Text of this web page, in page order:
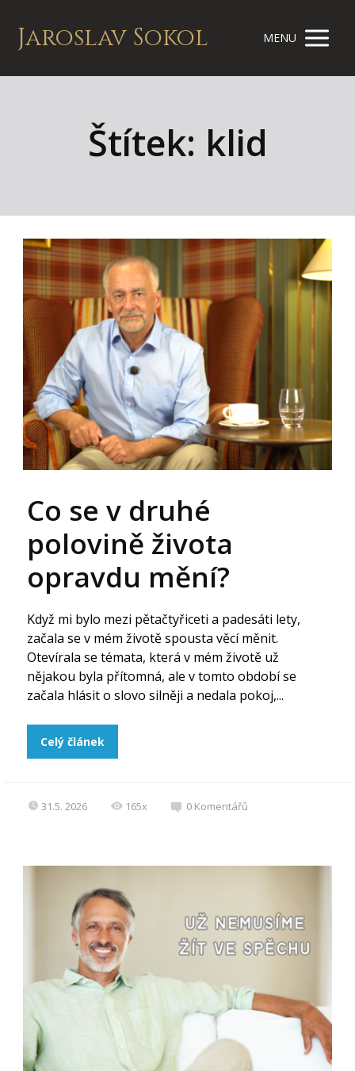
Jaroslav Sokol MENU
Štítek: klid
Co se v druhé
polovině života
opravdu mění?
Když mi bylo mezi pětačtyřiceti a padesáti lety,
začala se v mém životě spousta věcí měnit.
Otevírala se témata, která v mém životě už
nějakou byla přítomná, ale v tomto období se
začala hlásit o slovo silněji a nedala pokoj,...
Celý článek
31.5. 2026 165x 0 Komentářů